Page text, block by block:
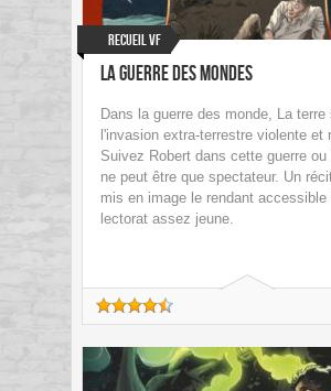
Recueil VF
La guerre des mondes
Dans la guerre des monde, La terre
l'invasion extra-terrestre violente et
Suivez Robert dans cette guerre ou
ne peut être que spectateur. Un
mis en image le rendant accessible
lectorat assez jeune.